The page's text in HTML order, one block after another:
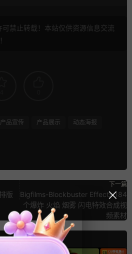
禁止转载！本站仅供资源信息交流
！
产品宣传 产品展示
动态海报
版
下一篇
Bigfilms-Blockbuster Effects 184
个爆炸 火焰 烟雾 闪电特效合成视
频素材